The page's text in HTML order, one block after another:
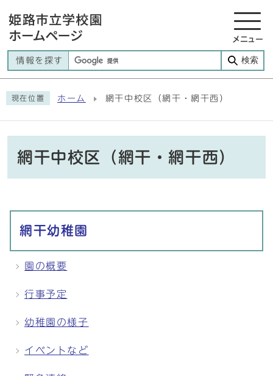
メニュー
情報を探す 検索
現在位置 ホーム 網干中校区（網干・網干西）
網干中校区（網干・網干西）
メインメニュー
網干幼稚園
園の概要
行事予定
幼稚園の様子
イベントなど